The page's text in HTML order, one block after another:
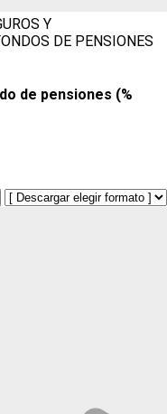
Y
DE PENSIONES
de pensiones (%